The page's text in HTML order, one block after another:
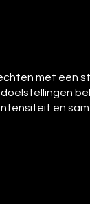
met een
en